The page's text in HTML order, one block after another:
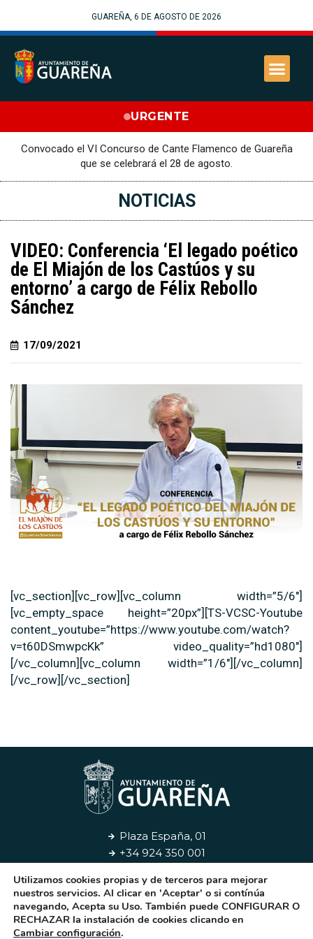
GUAREÑA, 6 DE AGOSTO DE 2026
URGENTE
Convocado el VI Concurso de Cante Flamenco de Guareña
que se celebrará el 28 de agosto.
NOTICIAS
VIDEO: Conferencia ‘El legado poético
de El Miajón de los Castúos y su
entorno’ a cargo de Félix Rebollo
Sánchez
17/09/2021
[vc_section][vc_row][vc_column width=”5/6″]
[vc_empty_space height=”20px”][TS-VCSC-Youtube
content_youtube=”https://www.youtube.com/watch?
v=t60DSmwpcKk” video_quality=”hd1080″]
[/vc_column][vc_column width=”1/6″][/vc_column]
[/vc_row][/vc_section]
Plaza España, 01
+34 924 350 001
Aviso Legal Privacidad Cookies Contacto
© 2026. Ayuntamiento de Guareña
Utilizamos cookies propias y de terceros para mejorar
nuestros servicios. Al clicar en 'Aceptar' o si contínúa
navegando, Acepta su Uso. También puede CONFIGURAR O
RECHAZAR la instalación de cookies clicando en
Cambiar configuración.